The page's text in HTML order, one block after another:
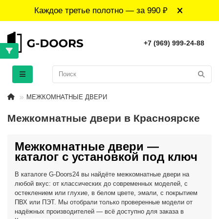
Каждое третье полотно — за 990 ₽
+7 (969) 999-24-88
МЕЖКОМНАТНЫЕ ДВЕРИ
Межкомнатные двери в Красноярске
Межкомнатные двери —
каталог с установкой под ключ
В каталоге G-Doors24 вы найдёте межкомнатные двери на
любой вкус: от классических до современных моделей, с
остеклением или глухие, в белом цвете, эмали, с покрытием
ПВХ или ПЭТ. Мы отобрали только проверенные модели от
надёжных производителей — всё доступно для заказа в